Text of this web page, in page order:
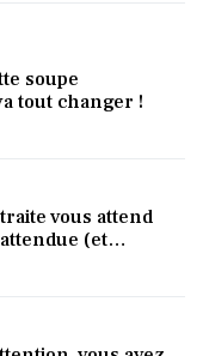
soupe
tout changer !
vous attend
(et